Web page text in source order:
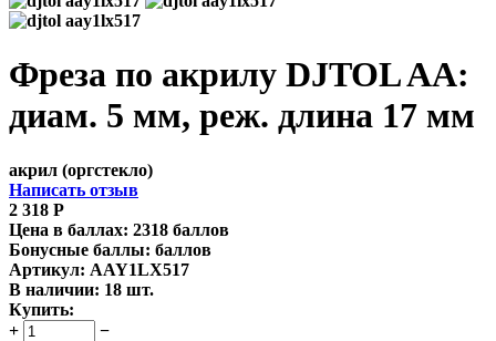
Фреза по акрилу DJTOL AA:
диам. 5 мм, реж. длина 17 мм
акрил (оргстекло)
Написать отзыв
2 318 Р
Цена в баллах: 2318 баллов
Бонусные баллы: баллов
Артикул: AAY1LX517
В наличии: 18 шт.
Купить:
+
−